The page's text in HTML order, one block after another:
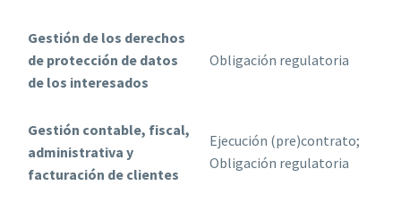
Gestión de los derechos
de protección de datos
de los interesados
Obligación regulatoria
Gestión contable, fiscal,
administrativa y
facturación de clientes
Ejecución (pre)contrato;
Obligación regulatoria